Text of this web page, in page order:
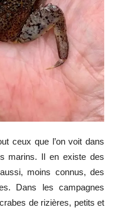
ceux que l’on voit dans
marins. Il en existe des
moins connus, des
Dans les campagnes
de rizières, petits et